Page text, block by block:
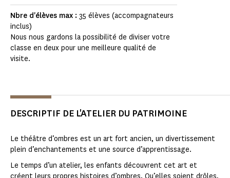
Nbre d'élèves max : 35 élèves (accompagnateurs
inclus)
Nous nous gardons la possibilité de diviser votre
classe en deux pour une meilleure qualité de
visite.
DESCRIPTIF DE L'ATELIER DU PATRIMOINE
Le théâtre d’ombres est un art fort ancien, un divertissement
plein d’enchantements et une source d’apprentissage.
Le temps d’un atelier, les enfants découvrent cet art et